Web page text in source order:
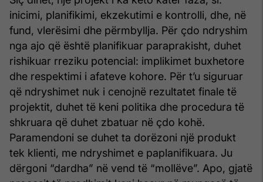
inicimi, planifikimi, ekzekutimi e kontrolli, dhe, në
fund, vlerësimi dhe përmbyllja. Për çdo ndryshim
nga ajo që është planifikuar paraprakisht, duhet
rishikuar rreziku potencial: implikimet buxhetore
dhe respektimi i afateve kohore. Për t’u siguruar
që ndryshimet nuk i cenojnë rezultatet finale të
projektit, duhet të keni politika dhe procedura të
shkruara që duhet zbatuar në çdo kohë.
Paramendoni se duhet ta dorëzoni një produkt
tek klienti, me ndryshimet e paplanifikuara. Ju
dërgoni “dardha” në vend të “mollëve”. Apo, gjatë